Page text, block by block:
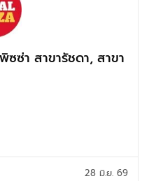
ซซ่า สาขารัชดา, สาขา
28 มิ.ย. 69